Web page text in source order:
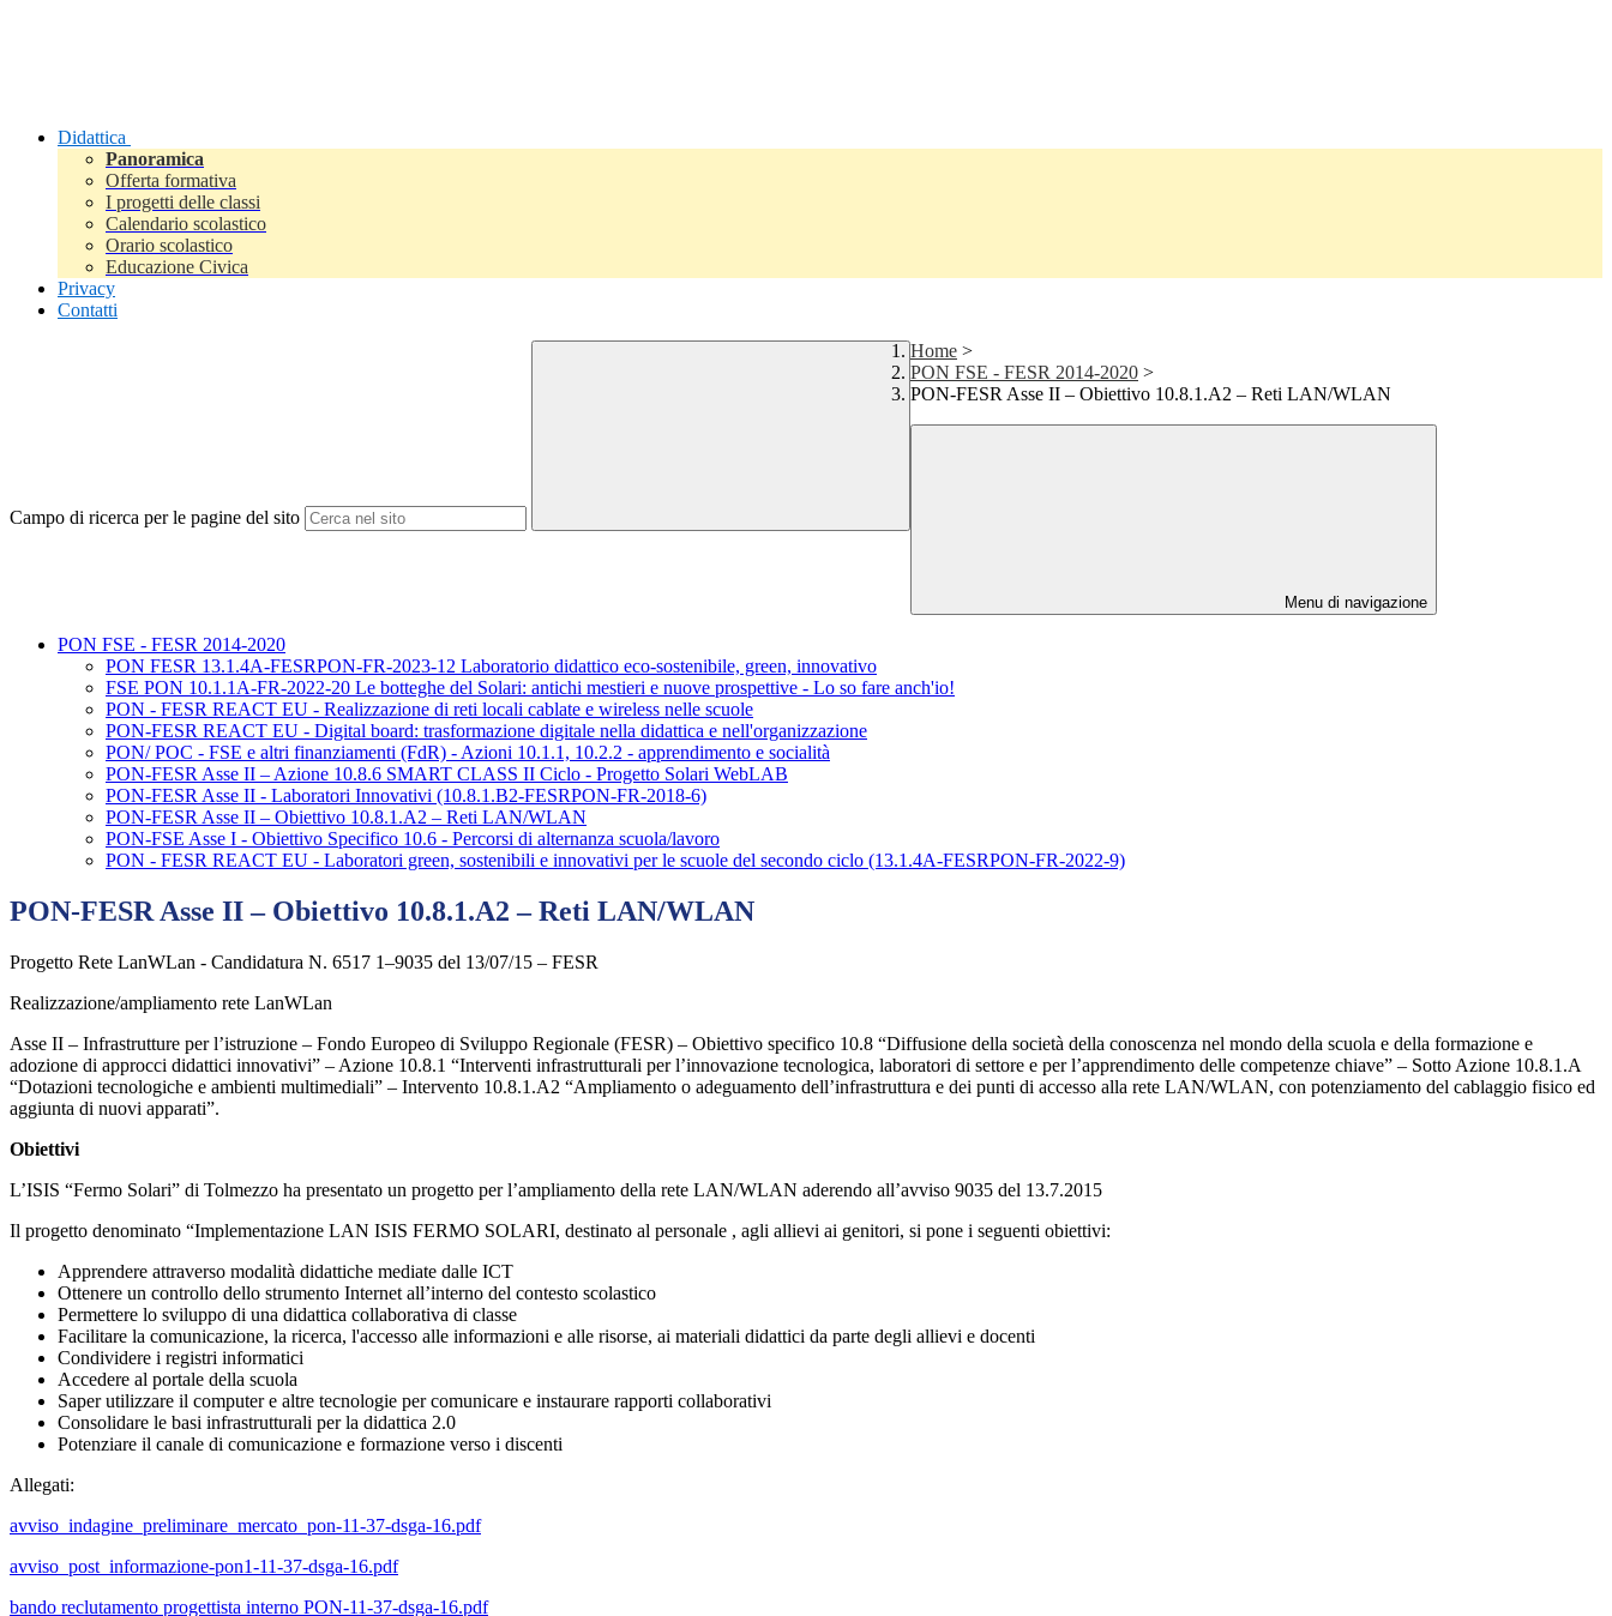
Didattica
Panoramica
Offerta formativa
I progetti delle classi
Calendario scolastico
Orario scolastico
Educazione Civica
Privacy
Contatti
Campo di ricerca per le pagine del sito
Home >
PON FSE - FESR 2014-2020 >
PON-FESR Asse II – Obiettivo 10.8.1.A2 – Reti LAN/WLAN
Menu di navigazione
PON FSE - FESR 2014-2020
PON FESR 13.1.4A-FESRPON-FR-2023-12 Laboratorio didattico eco-sostenibile, green, innovativo
FSE PON 10.1.1A-FR-2022-20 Le botteghe del Solari: antichi mestieri e nuove prospettive - Lo so fare anch'io!
PON - FESR REACT EU - Realizzazione di reti locali cablate e wireless nelle scuole
PON-FESR REACT EU - Digital board: trasformazione digitale nella didattica e nell'organizzazione
PON/ POC - FSE e altri finanziamenti (FdR) - Azioni 10.1.1, 10.2.2 - apprendimento e socialità
PON-FESR Asse II – Azione 10.8.6 SMART CLASS II Ciclo - Progetto Solari WebLAB
PON-FESR Asse II - Laboratori Innovativi (10.8.1.B2-FESRPON-FR-2018-6)
PON-FESR Asse II – Obiettivo 10.8.1.A2 – Reti LAN/WLAN
PON-FSE Asse I - Obiettivo Specifico 10.6 - Percorsi di alternanza scuola/lavoro
PON - FESR REACT EU - Laboratori green, sostenibili e innovativi per le scuole del secondo ciclo (13.1.4A-FESRPON-FR-2022-9)
PON-FESR Asse II – Obiettivo 10.8.1.A2 – Reti LAN/WLAN
Progetto Rete LanWLan - Candidatura N. 6517 1–9035 del 13/07/15 – FESR
Realizzazione/ampliamento rete LanWLan
Asse II – Infrastrutture per l’istruzione – Fondo Europeo di Sviluppo Regionale (FESR) – Obiettivo specifico 10.8 “Diffusione della società della conoscenza nel mondo della scuola e della formazione e
adozione di approcci didattici innovativi” – Azione 10.8.1 “Interventi infrastrutturali per l’innovazione tecnologica, laboratori di settore e per l’apprendimento delle competenze chiave” – Sotto Azione 10.8.1.A
“Dotazioni tecnologiche e ambienti multimediali” – Intervento 10.8.1.A2 “Ampliamento o adeguamento dell’infrastruttura e dei punti di accesso alla rete LAN/WLAN, con potenziamento del cablaggio fisico ed
aggiunta di nuovi apparati”.
Obiettivi
L’ISIS “Fermo Solari” di Tolmezzo ha presentato un progetto per l’ampliamento della rete LAN/WLAN aderendo all’avviso 9035 del 13.7.2015
Il progetto denominato “Implementazione LAN ISIS FERMO SOLARI, destinato al personale , agli allievi ai genitori, si pone i seguenti obiettivi:
Apprendere attraverso modalità didattiche mediate dalle ICT
Ottenere un controllo dello strumento Internet all’interno del contesto scolastico
Permettere lo sviluppo di una didattica collaborativa di classe
Facilitare la comunicazione, la ricerca, l'accesso alle informazioni e alle risorse, ai materiali didattici da parte degli allievi e docenti
Condividere i registri informatici
Accedere al portale della scuola
Saper utilizzare il computer e altre tecnologie per comunicare e instaurare rapporti collaborativi
Consolidare le basi infrastrutturali per la didattica 2.0
Potenziare il canale di comunicazione e formazione verso i discenti
Allegati:
avviso_indagine_preliminare_mercato_pon-11-37-dsga-16.pdf
avviso_post_informazione-pon1-11-37-dsga-16.pdf
bando reclutamento progettista interno PON-11-37-dsga-16.pdf